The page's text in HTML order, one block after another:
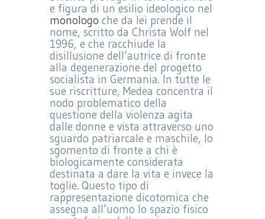
e figura di un esilio ideologico nel
monologo che da lei prende il
nome, scritto da Christa Wolf nel
1996, e che racchiude la
disillusione dell’autrice di fronte
alla degenerazione del progetto
socialista in Germania. In tutte le
sue riscritture, Medea concentra il
nodo problematico della
questione della violenza agita
dalle donne e vista attraverso uno
sguardo patriarcale e maschile, lo
sgomento di fronte a chi è
biologicamente considerata
destinata a dare la vita e invece la
toglie. Questo tipo di
rappresentazione dicotomica che
assegna all’uomo lo spazio fisico